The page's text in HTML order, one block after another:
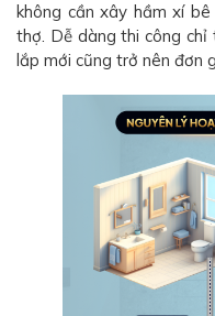
không cần xây hầm xí
thợ. Dễ dàng thi công
lắp mới cũng trở nên đơn